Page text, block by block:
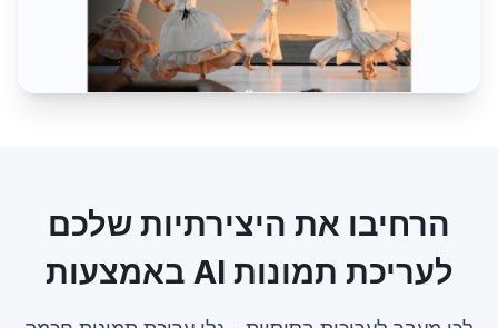
הרחיבו את היצירתיות שלכם
באמצעות AI לעריכת תמונות